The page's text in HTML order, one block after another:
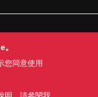
策 網站地圖
您同意使用